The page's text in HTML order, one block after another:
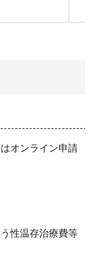
オンライン申請
性温存治療費等